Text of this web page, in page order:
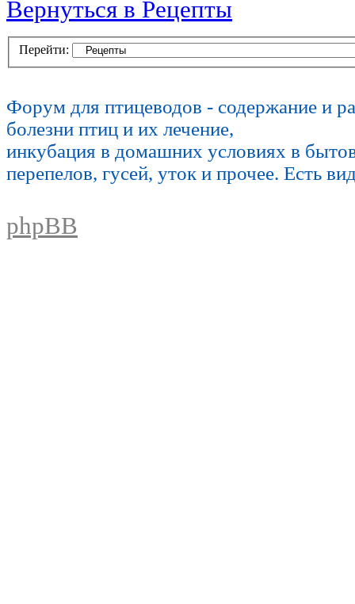
Вернуться в Рецепты
Перейти:
Форум для птицеводов - содержание и
болезни птиц и их лечение,
инкубация в домашних условиях в
перепелов, гусей, уток и прочее. Есть
phpBB